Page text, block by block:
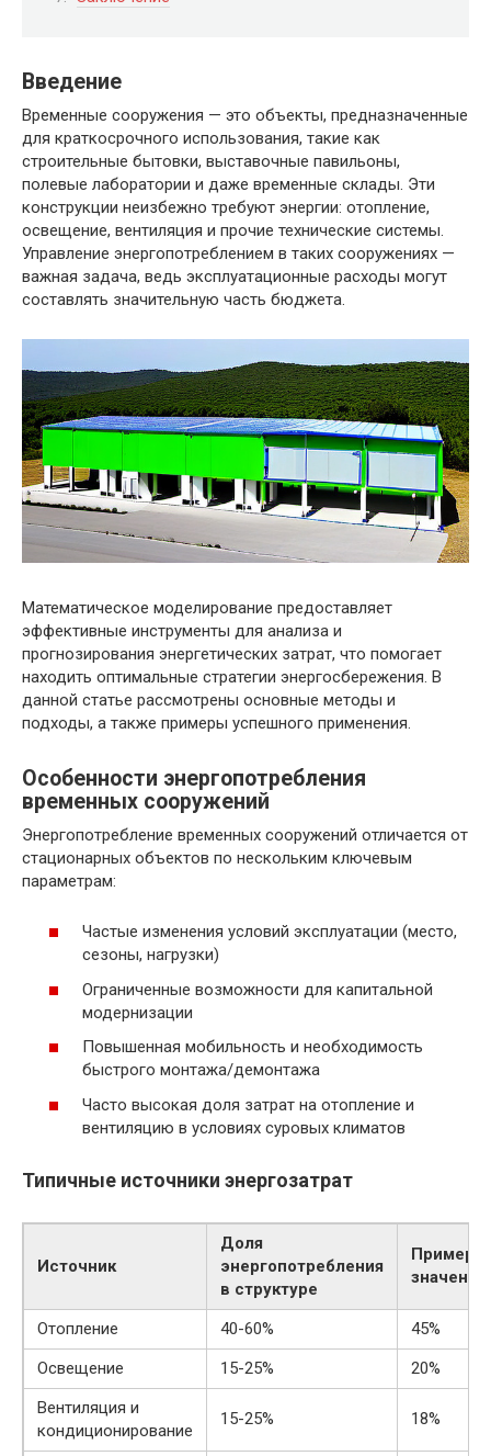
Введение
Временные сооружения — это объекты, предназначенные
для краткосрочного использования, такие как
строительные бытовки, выставочные павильоны,
полевые лаборатории и даже временные склады. Эти
конструкции неизбежно требуют энергии: отопление,
освещение, вентиляция и прочие технические системы.
Управление энергопотреблением в таких сооружениях —
важная задача, ведь эксплуатационные расходы могут
составлять значительную часть бюджета.
Математическое моделирование предоставляет
эффективные инструменты для анализа и
прогнозирования энергетических затрат, что помогает
находить оптимальные стратегии энергосбережения. В
данной статье рассмотрены основные методы и
подходы, а также примеры успешного применения.
Особенности энергопотребления
временных сооружений
Энергопотребление временных сооружений отличается от
стационарных объектов по нескольким ключевым
параметрам:
Частые изменения условий эксплуатации (место,
сезоны, нагрузки)
Ограниченные возможности для капитальной
модернизации
Повышенная мобильность и необходимость
быстрого монтажа/демонтажа
Часто высокая доля затрат на отопление и
вентиляцию в условиях суровых климатов
Типичные источники энергозатрат
Источник
Доля
энергопотребления
в структуре
значение
Отопление 40-60%
45%
Освещение
15-25%
20%
Вентиляция и
кондиционирование
15-25% 18%